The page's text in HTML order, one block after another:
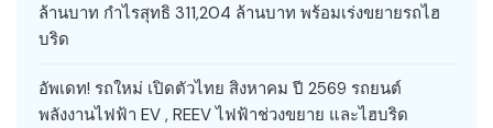
ล้านบาท กำไรสุทธิ 311,204 ล้านบาท พร้อมเร่งขยายรถไฮ
บริด
อัพเดท! รถใหม่ เปิดตัวไทย สิงหาคม ปี 2569 รถยนต์
พลังงานไฟฟ้า EV , REEV ไฟฟ้าช่วงขยาย และไฮบริด